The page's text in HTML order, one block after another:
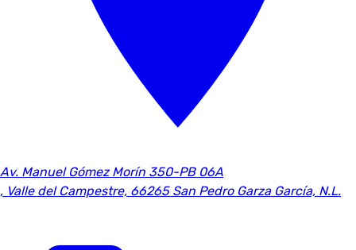
Av. Manuel Gómez Morín 350-PB 06A
, Valle del Campestre, 66265 San Pedro Garza García, N.L.